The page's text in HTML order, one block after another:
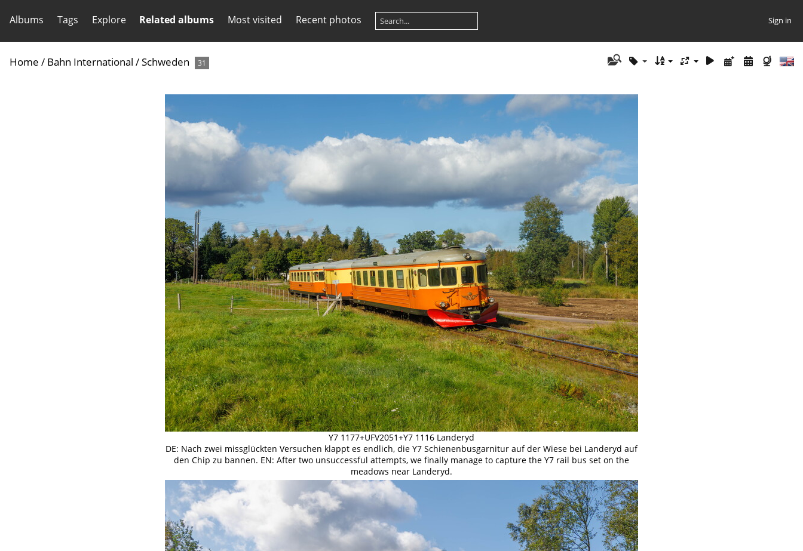
Albums Tags Explore Related albums Most visited Recent photos Sign in
Home / Bahn International /Schweden 31
Y7 1177+UFV2051+Y7 1116 Landeryd
DE: Nach zwei missglückten Versuchen klappt es endlich, die Y7 Schienenbusgarnitur auf der Wiese bei Landeryd auf
den Chip zu bannen. EN: After two unsuccessful attempts, we finally manage to capture the Y7 rail bus set on the
meadows near Landeryd.